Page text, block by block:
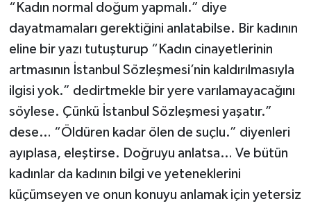
“Kadın normal doğum yapmalı.” diye
dayatmamaları gerektiğini anlatabilse. Bir kadının
eline bir yazı tutuşturup “Kadın cinayetlerinin
artmasının İstanbul Sözleşmesi’nin kaldırılmasıyla
ilgisi yok.” dedirtmekle bir yere varılamayacağını
söylese. Çünkü İstanbul Sözleşmesi yaşatır.”
dese… “Öldüren kadar ölen de suçlu.” diyenleri
ayıplasa, eleştirse. Doğruyu anlatsa… Ve bütün
kadınlar da kadının bilgi ve yeteneklerini
küçümseyen ve onun konuyu anlamak için yetersiz